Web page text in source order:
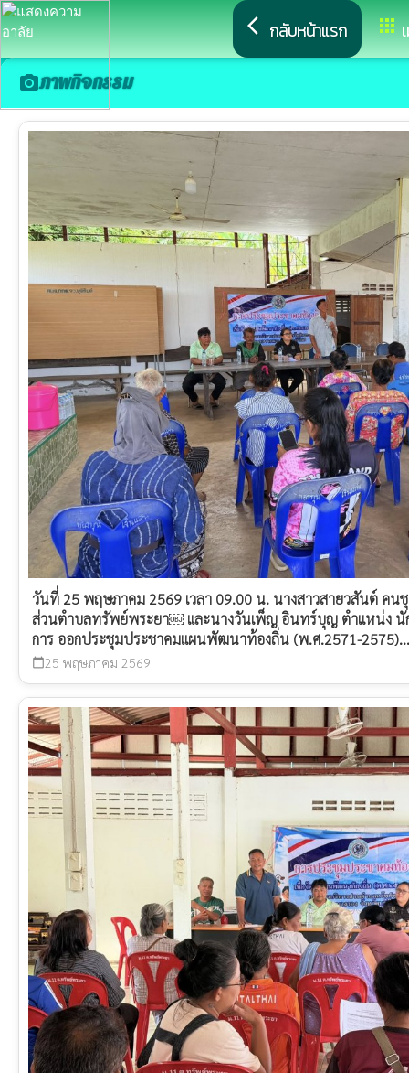
arrow_back_ios กลับหน้าแรก apps
camera_altภาพกิจกรรม
วันที่ 25 พฤษภาคม 2569 เวลา 09.00 น. นางสาวสายวสันต์ คน
ส่วนตำบลทรัพย์พระยา￼ และนางวันเพ็ญ อินทร์บุญ ตำแหน่ง นั
การ ออกประชุมประชาคมแผนพัฒนาท้องถิ่น (พ.ศ.2571-2575)...
calendar_today25 พฤษภาคม 2569